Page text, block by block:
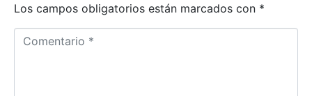
Los campos obligatorios están marcados con *